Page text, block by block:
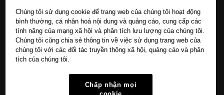
Tìm hiểu thêm về OKX Web3
Sản phẩm
Chúng tôi sử dụng cookie để trang web của chúng tôi hoạt động
bình thường, cá nhân hoá nội dung và quảng cáo, cung cấp các
tính năng của mạng xã hội và phân tích lưu lượng của chúng tôi.
Chúng tôi cũng chia sẻ thông tin về việc sử dụng trang web của
chúng tôi với các đối tác truyền thông xã hội, quảng cáo và phân
tích của chúng tôi.
Chấp nhận mọi